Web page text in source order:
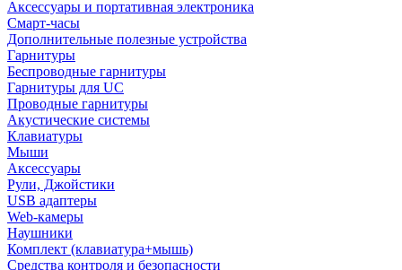
Аксессуары и портативная электроника
Смарт-часы
Дополнительные полезные устройства
Гарнитуры
Беспроводные гарнитуры
Гарнитуры для UC
Проводные гарнитуры
Акустические системы
Клавиатуры
Мыши
Аксессуары
Рули, Джойстики
USB адаптеры
Web-камеры
Наушники
Комплект (клавиатура+мышь)
Средства контроля и безопасности